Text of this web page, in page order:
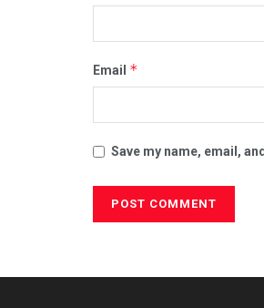
Email *
Save my name, email,